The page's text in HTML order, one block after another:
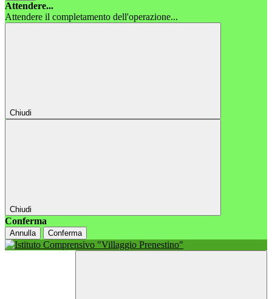
Attendere...
Attendere il completamento dell'operazione...
Chiudi
Chiudi
Conferma
Annulla Conferma